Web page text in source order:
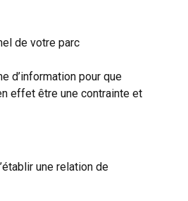
de votre parc
d’information pour que
effet être une contrainte et
une relation de